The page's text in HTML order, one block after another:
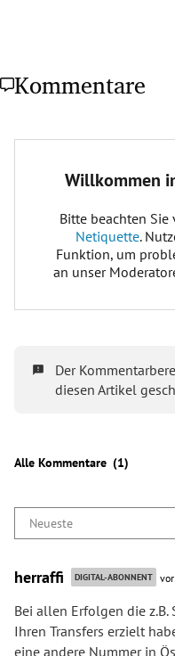
Kommentare